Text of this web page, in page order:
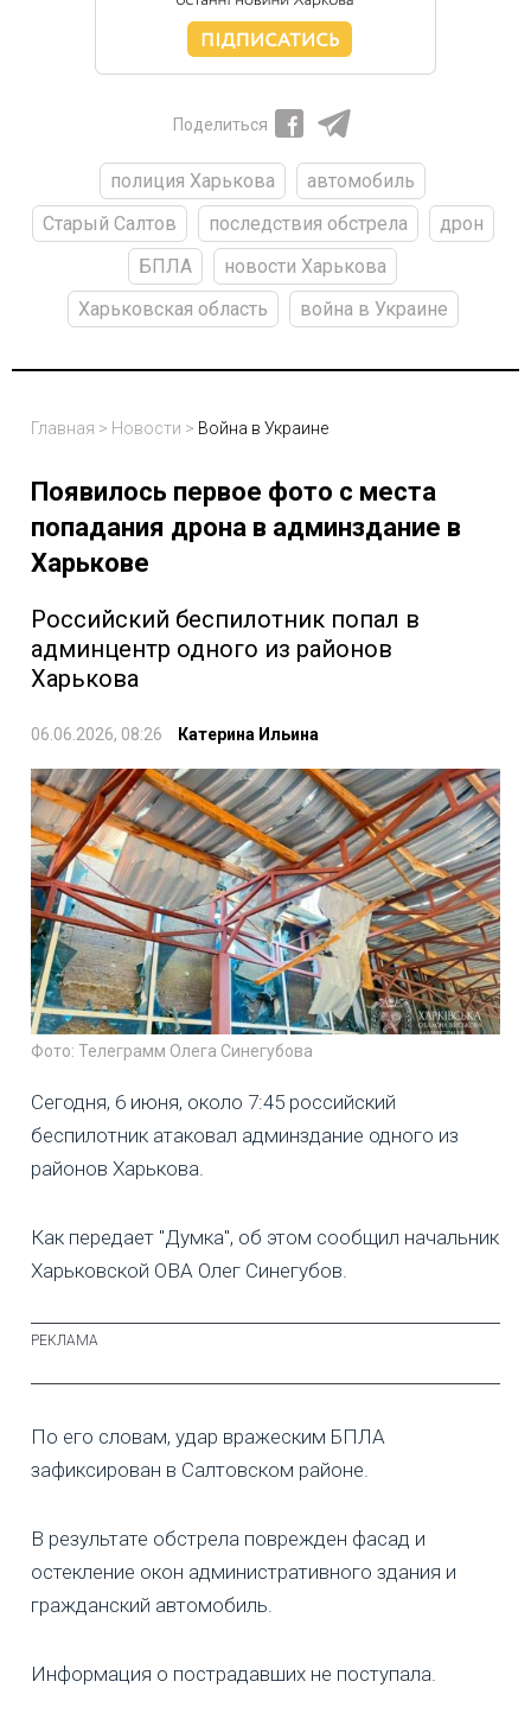
Поделиться
полиция Харькова
автомобиль
Старый Салтов
последствия обстрела
дрон
БПЛА
новости Харькова
Харьковская область
война в Украине
Главная > Новости > Война в Украине
Появилось первое фото с места
попадания дрона в админздание в
Харькове
Российский беспилотник попал в
админцентр одного из районов
Харькова
06.06.2026, 08:26 Катерина Ильина
Фото: Телеграмм Олега Синегубова
Сегодня, 6 июня, около 7:45 российский
беспилотник атаковал админздание одного из
районов Харькова.
Как передает "Думка", об этом сообщил начальник
Харьковской ОВА Олег Синегубов.
По его словам, удар вражеским БПЛА
зафиксирован в Салтовском районе.
В результате обстрела поврежден фасад и
остекление окон административного здания и
гражданский автомобиль.
Информация о пострадавших не поступала.